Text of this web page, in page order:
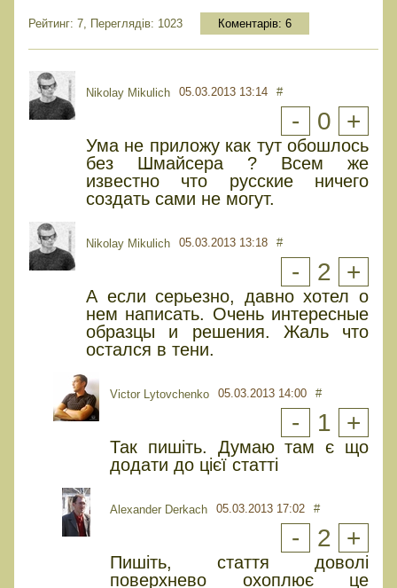
Рейтинг: 7, Переглядів: 1023 Коментарів: 6
Nikolay Mikulich 05.03.2013 13:14 #
- 0 +
Ума не приложу как тут обошлось
без Шмайсера ? Всем же
известно что русские ничего
создать сами не могут.
Nikolay Mikulich 05.03.2013 13:18 #
- 2 +
А если серьезно, давно хотел о
нем написать. Очень интересные
образцы и решения. Жаль что
остался в тени.
Victor Lytovchenko 05.03.2013 14:00 #
- 1 +
Так пишіть. Думаю там є що
додати до цієї статті
Alexander Derkach 05.03.2013 17:02 #
- 2 +
Пишіть, стаття доволі
поверхнево охоплює це